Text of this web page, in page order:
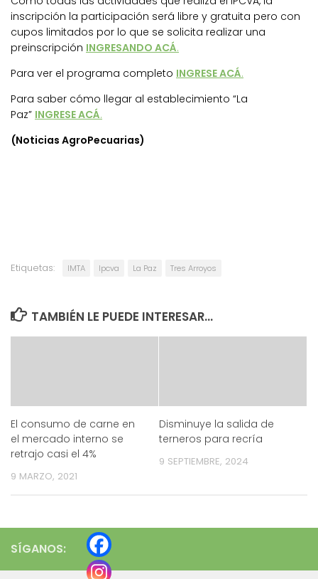
inscripción la participación será libre y gratuita pero con
cupos limitados por lo que se solicita realizar una
preinscripción INGRESANDO ACÁ.
Para ver el programa completo INGRESE ACÁ.
Para saber cómo llegar al establecimiento “La
Paz” INGRESE ACÁ.
(Noticias AgroPecuarias)
Etiquetas: IMTA Ipcva La Paz Tres Arroyos
TAMBIÉN LE PUEDE INTERESAR...
El consumo de carne en
el mercado interno se
retrajo casi el 4%
9 MARZO, 2021
Disminuye la salida de
terneros para recría
9 SEPTIEMBRE, 2024
SÍGANOS: